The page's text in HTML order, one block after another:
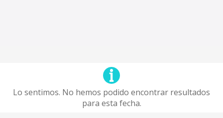
Lo sentimos. No hemos podido encontrar resultados
para esta fecha.